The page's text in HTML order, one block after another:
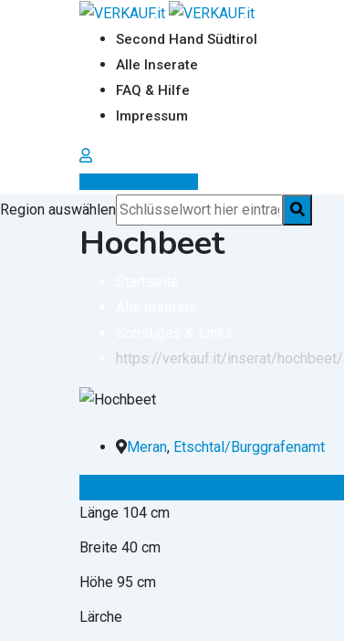
Second Hand Südtirol
Alle Inserate
FAQ & Hilfe
Impressum
Region auswählen
Hochbeet
https://verkauf.it/inserat/hochbeet/
Meran, Etschtal/Burggrafenamt
Länge 104 cm
Breite 40 cm
Höhe 95 cm
Lärche